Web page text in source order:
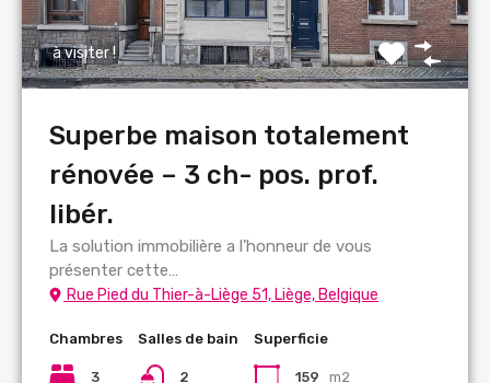
à visiter !
Superbe maison totalement
rénovée – 3 ch- pos. prof.
libér.
La solution immobilière a l’honneur de vous
présenter cette…
Rue Pied du Thier-à-Liège 51, Liège, Belgique
Chambres
3
Salles de bain
2
Superficie
159 m2